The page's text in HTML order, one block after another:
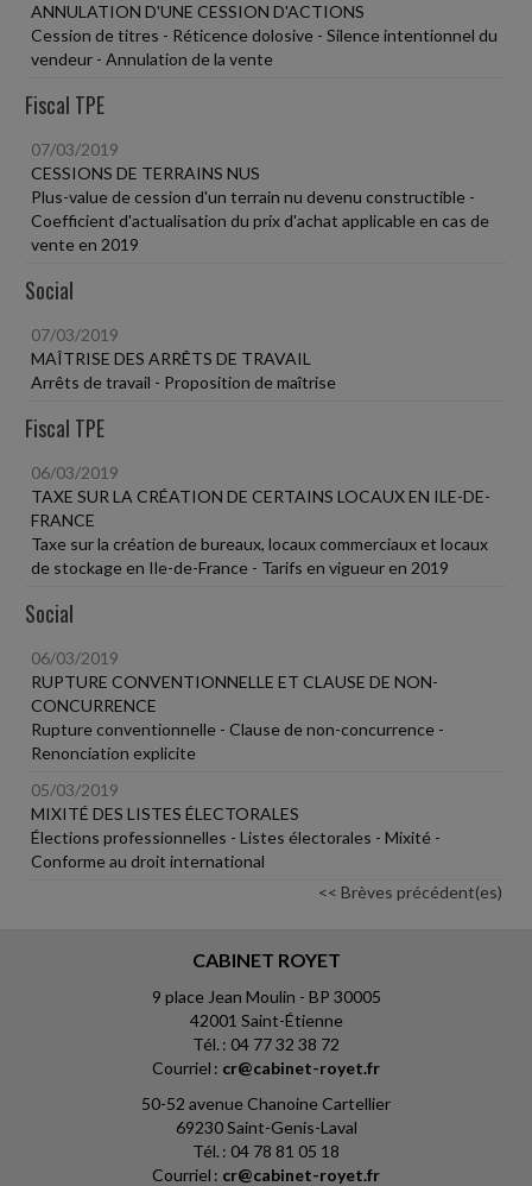
ANNULATION D'UNE CESSION D'ACTIONS
Cession de titres - Réticence dolosive - Silence intentionnel du
vendeur - Annulation de la vente
Fiscal TPE
07/03/2019
CESSIONS DE TERRAINS NUS
Plus-value de cession d'un terrain nu devenu constructible -
Coefficient d'actualisation du prix d'achat applicable en cas de
vente en 2019
Social
07/03/2019
MAÎTRISE DES ARRÊTS DE TRAVAIL
Arrêts de travail - Proposition de maîtrise
Fiscal TPE
06/03/2019
TAXE SUR LA CRÉATION DE CERTAINS LOCAUX EN ILE-DE-
FRANCE
Taxe sur la création de bureaux, locaux commerciaux et locaux
de stockage en Ile-de-France - Tarifs en vigueur en 2019
Social
06/03/2019
RUPTURE CONVENTIONNELLE ET CLAUSE DE NON-
CONCURRENCE
Rupture conventionnelle - Clause de non-concurrence -
Renonciation explicite
05/03/2019
MIXITÉ DES LISTES ÉLECTORALES
Élections professionnelles - Listes électorales - Mixité -
Conforme au droit international
<< Brèves précédent(es)
CABINET ROYET
9 place Jean Moulin - BP 30005
42001 Saint-Étienne
Tél. : 04 77 32 38 72
Courriel : cr@cabinet-royet.fr
50-52 avenue Chanoine Cartellier
69230 Saint-Genis-Laval
Tél. : 04 78 81 05 18
Courriel : cr@cabinet-royet.fr